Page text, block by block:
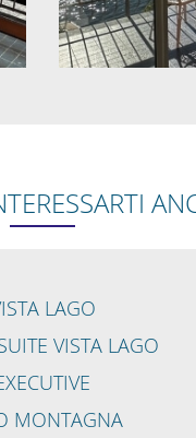
LAGO
VISTA LAGO
MONTAGNA